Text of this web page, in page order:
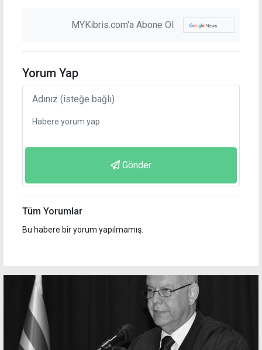
MYKibris.com'a Abone Ol
Yorum Yap
Gönder
Tüm Yorumlar
Bu habere bir yorum yapılmamış.